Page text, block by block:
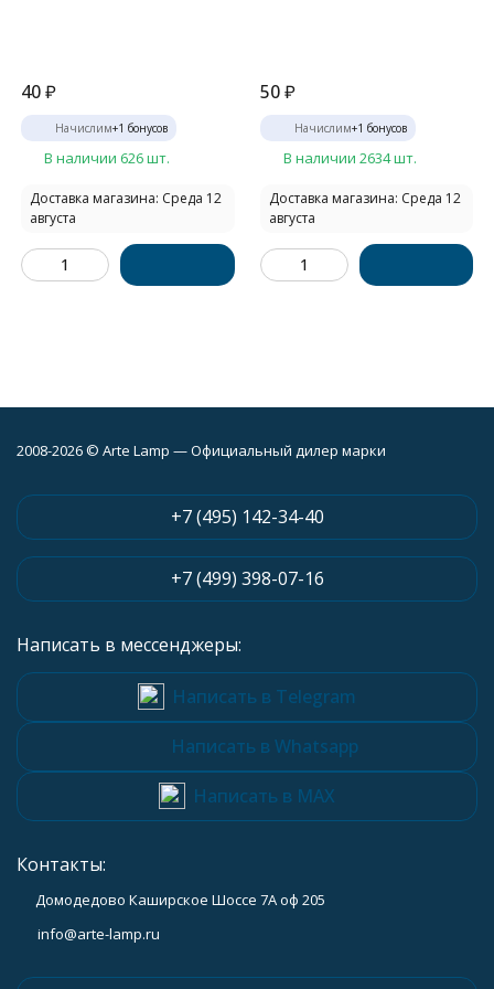
40₽
Начислим+1 бонусов
В наличии 626 шт.
Доставка магазина: Среда 12
августа
50 ₽
Начислим+1 бонусов
В наличии 2634 шт.
Доставка магазина: Среда 12
августа
2008-2026 © Arte Lamp — Официальный дилер марки
+7 (495) 142-34-40
+7 (499) 398-07-16
Написать в мессенджеры:
Написать в Telegram
Написать в Whatsapp
Написать в MAX
Контакты:
Домодедово Каширское Шоссе 7А оф 205
info@arte-lamp.ru